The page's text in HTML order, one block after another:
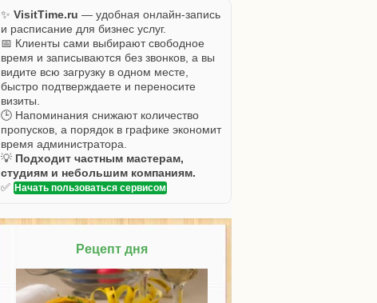
✨ VisitTime.ru — удобная онлайн-запись
и расписание для бизнес услуг.
📅 Клиенты сами выбирают свободное
время и записываются без звонков, а вы
видите всю загрузку в одном месте,
быстро подтверждаете и переносите
визиты.
🕒 Напоминания снижают количество
пропусков, а порядок в графике экономит
время администратора.
💡 Подходит частным мастерам,
студиям и небольшим компаниям.
✅ Начать пользоваться сервисом
Рецепт дня